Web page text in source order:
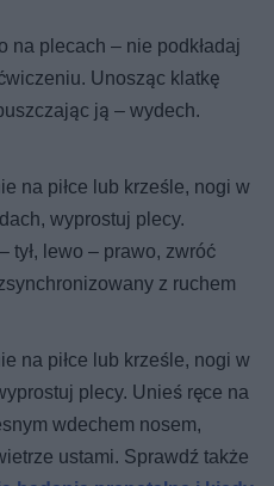
na plecach – nie podkładaj
Unosząc klatkę
ją – wydech.
na piłce lub krześle, nogi w
wyprostuj plecy.
tył, lewo – prawo, zwróć
z ruchem
na piłce lub krześle, nogi w
plecy. Unieś ręce na
wdechem nosem,
ustami. Sprawdź także